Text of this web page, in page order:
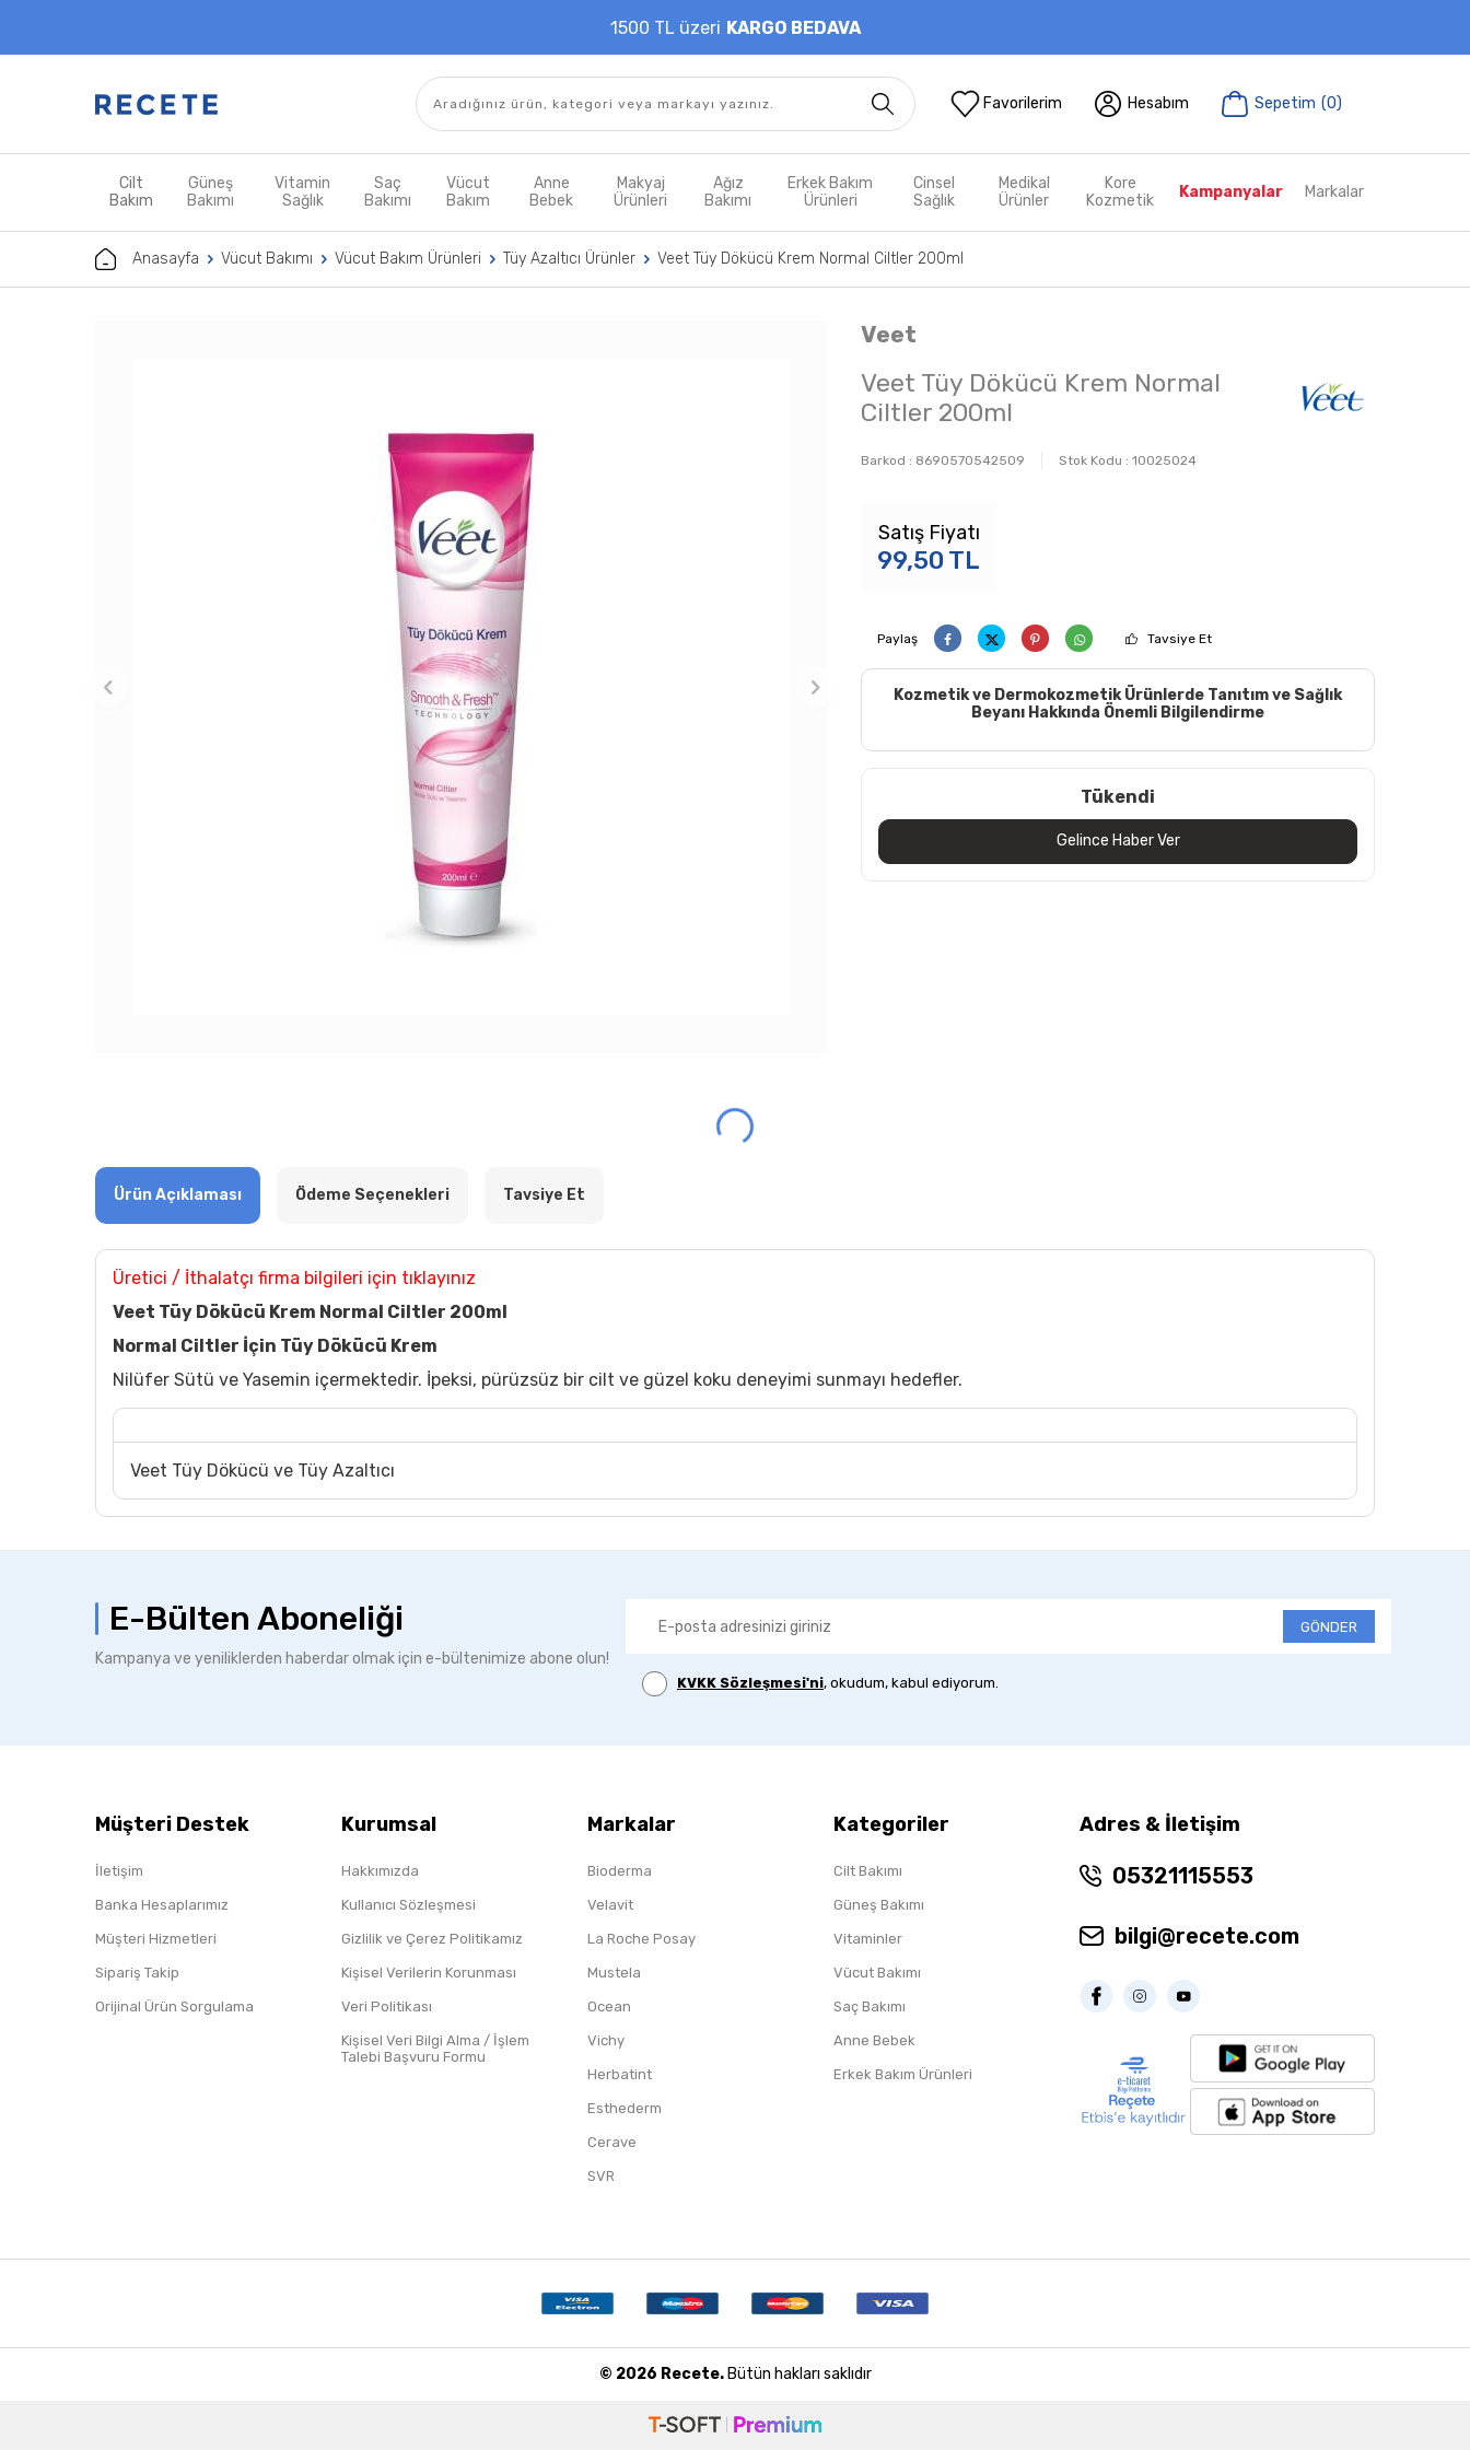
1500 TL üzeri KARGO BEDAVA
Favorilerim Hesabım Sepetim (0)
Cilt
Bakım
Güneş
Bakımı
Vitamin
Sağlık
Saç
Bakımı
Vücut
Bakım
Anne
Bebek
Makyaj
Ürünleri
Ağız
Bakımı
Erkek Bakım
Ürünleri
Cinsel
Sağlık
Medikal
Ürünler
Kore
Kozmetik
Kampanyalar Markalar
Anasayfa Vücut Bakımı Vücut Bakım Ürünleri Tüy Azaltıcı Ürünler Veet Tüy Dökücü Krem Normal Ciltler 200ml
Veet
Veet Tüy Dökücü Krem Normal
Ciltler 200ml
Barkod : 8690570542509 Stok Kodu : 10025024
Satış Fiyatı
99,50 TL
Paylaş Tavsiye Et
Kozmetik ve Dermokozmetik Ürünlerde Tanıtım ve Sağlık
Beyanı Hakkında Önemli Bilgilendirme
Tükendi
Gelince Haber Ver
Ürün Açıklaması Ödeme Seçenekleri Tavsiye Et
Üretici / İthalatçı firma bilgileri için tıklayınız
Veet Tüy Dökücü Krem Normal Ciltler 200ml
Normal Ciltler İçin Tüy Dökücü Krem
Nilüfer Sütü ve Yasemin içermektedir. İpeksi, pürüzsüz bir cilt ve güzel koku deneyimi sunmayı hedefler.
Veet Tüy Dökücü ve Tüy Azaltıcı
E-Bülten Aboneliği
Kampanya ve yeniliklerden haberdar olmak için e-bültenimize abone olun!
GÖNDER
KVKK Sözleşmesi'ni, okudum, kabul ediyorum.
Müşteri Destek
İletişim
Banka Hesaplarımız
Müşteri Hizmetleri
Sipariş Takip
Orijinal Ürün Sorgulama
Kurumsal
Hakkımızda
Kullanıcı Sözleşmesi
Gizlilik ve Çerez Politikamız
Kişisel Verilerin Korunması
Veri Politikası
Kişisel Veri Bilgi Alma / İşlem
Talebi Başvuru Formu
Markalar
Bioderma
Velavit
La Roche Posay
Mustela
Ocean
Vichy
Herbatint
Esthederm
Cerave
SVR
Kategoriler
Cilt Bakımı
Güneş Bakımı
Vitaminler
Vücut Bakımı
Saç Bakımı
Anne Bebek
Erkek Bakım Ürünleri
Adres & İletişim
05321115553
bilgi@recete.com
© 2026 Recete.Bütün hakları saklıdır